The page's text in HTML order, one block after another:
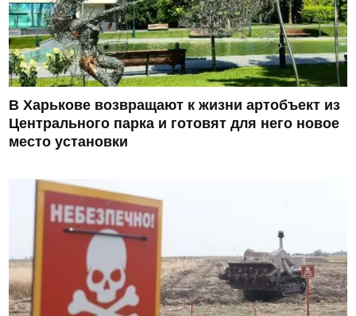
В Харькове возвращают к жизни артобъект из
Центрального парка и готовят для него новое
место установки